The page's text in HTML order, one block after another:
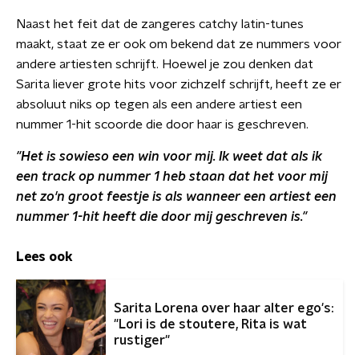
Naast het feit dat de zangeres catchy latin-tunes
maakt, staat ze er ook om bekend dat ze nummers voor
andere artiesten schrijft. Hoewel je zou denken dat
Sarita liever grote hits voor zichzelf schrijft, heeft ze er
absoluut niks op tegen als een andere artiest een
nummer 1-hit scoorde die door haar is geschreven.
"Het is sowieso een win voor mij. Ik weet dat als ik
een track op nummer 1 heb staan dat het voor mij
net zo'n groot feestje is als wanneer een artiest een
nummer 1-hit heeft die door mij geschreven is."
Lees ook
Sarita Lorena over haar alter ego's:
"Lori is de stoutere, Rita is wat
rustiger"